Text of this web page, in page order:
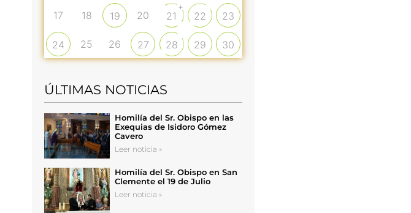
17 18 19 20 21
+
22 23
24 25 26 27 28 29 30
ÚLTIMAS NOTICIAS
Homilía del Sr. Obispo en las
Exequias de Isidoro Gómez
Cavero
Leer noticia »
Homilía del Sr. Obispo en San
Clemente el 19 de Julio
Leer noticia »